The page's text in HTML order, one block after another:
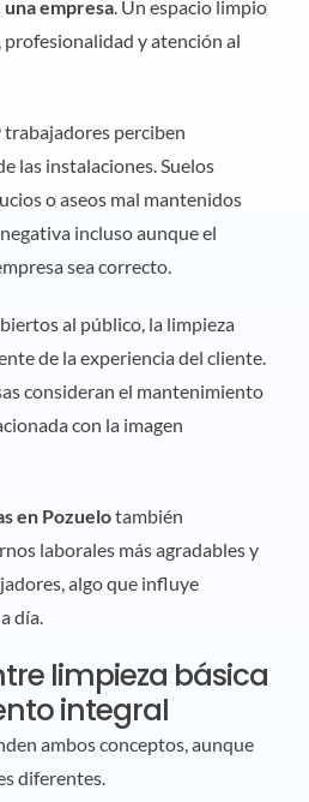
una empresa. Un espacio limpio
y atención al
perciben
las instalaciones. Suelos
o aseos mal mantenidos
incluso aunque el
sea correcto.
al público, la limpieza
de la experiencia del cliente.
consideran el mantenimiento
con la imagen
en Pozuelotambién
laborales más agradables y
algo que influye
día.
limpieza básica
integral
ambos conceptos, aunque
diferentes.